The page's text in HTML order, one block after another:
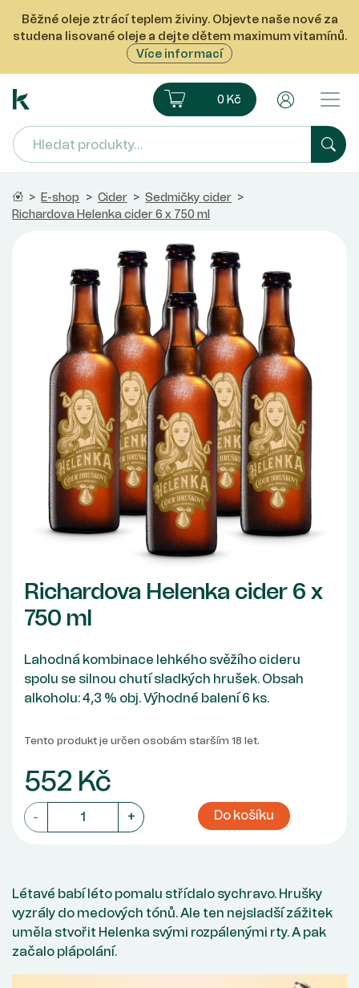
Běžné oleje ztrácí teplem živiny. Objevte naše nové za
studena lisované oleje a dejte dětem maximum vitamínů.
Více informací
Ekoprodukt e-shop Košík0 Kč
Domů
> E-shop > Cider > Sedmičky cider >
Richardova Helenka cider 6 x 750 ml
Richardova Helenka cider 6 x
750 ml
Lahodná kombinace lehkého svěžího cideru
spolu se silnou chutí sladkých hrušek. Obsah
alkoholu: 4,3 % obj. Výhodné balení 6 ks.
Tento produkt je určen osobám starším 18 let.
552 Kč
- + Do košíku
Létavé babí léto pomalu střídalo sychravo. Hrušky
vyzrály do medových tónů. Ale ten nejsladší zážitek
uměla stvořit Helenka svými rozpálenými rty. A pak
začalo plápolání.